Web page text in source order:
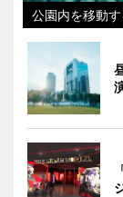
公園内を移動